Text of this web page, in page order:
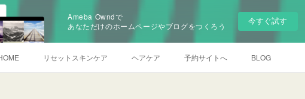
Ameba Owndで
あなただけのホームページやブログをつくろう
今すぐ試す
リセットスキンケア ヘアケア 予約サイトへ BLOG